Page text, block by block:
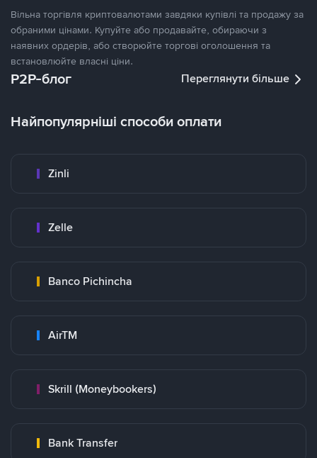
Вільна торгівля криптовалютами завдяки купівлі та продажу за
обраними цінами. Купуйте або продавайте, обираючи з
наявних ордерів, або створюйте торгові оголошення та
встановлюйте власні ціни.
P2P-блог Переглянути більше
Найпопулярніші способи оплати
Zinli
Zelle
Banco Pichincha
AirTM
Skrill (Moneybookers)
Bank Transfer